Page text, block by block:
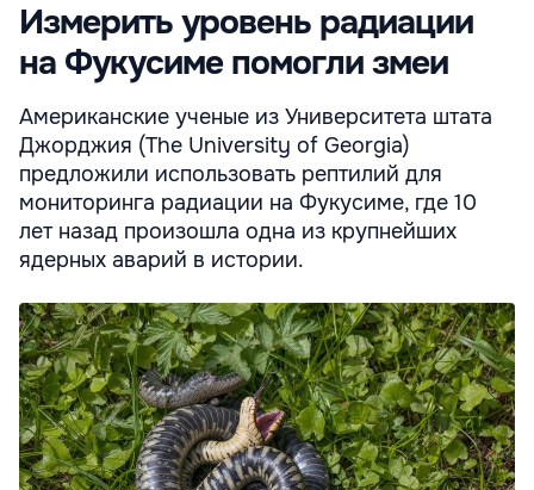
Измерить уровень радиации
на Фукусиме помогли змеи
Американские ученые из Университета штата
Джорджия (The University of Georgia)
предложили использовать рептилий для
мониторинга радиации на Фукусиме, где 10
лет назад произошла одна из крупнейших
ядерных аварий в истории.